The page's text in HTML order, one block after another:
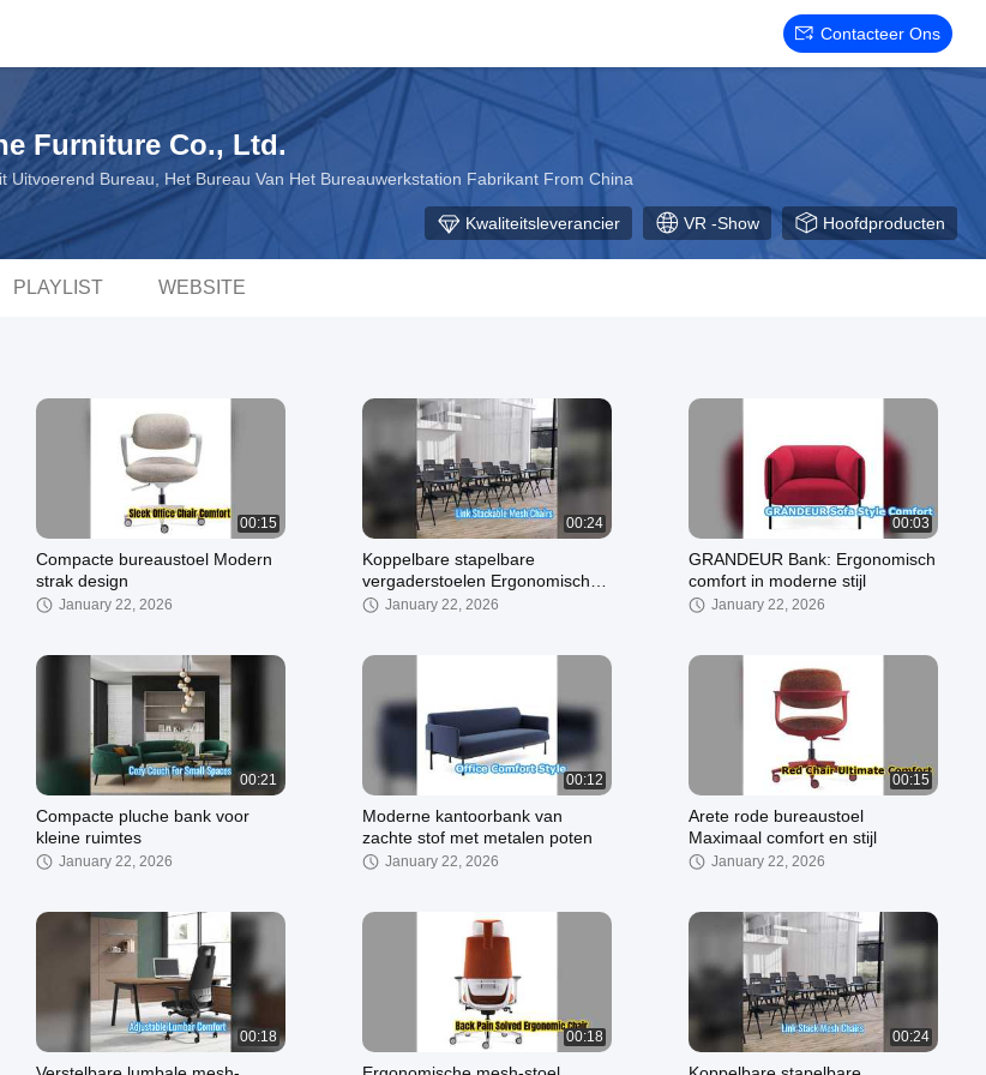
Contacteer Ons
Furniture Co., Ltd.
Uitvoerend Bureau, Het Bureau Van Het Bureauwerkstation Fabrikant From China
Kwaliteitsleverancier VR -show Hoofdproducten
PLAYLIST WEBSITE
00:15
Compacte bureaustoel Modern
strak design
January 22, 2026
00:24
Koppelbare stapelbare
vergaderstoelen Ergonomisch
gaasJanuary 22, 2026
00:03
GRANDEUR Bank: Ergonomisch
comfort in moderne stijl
January 22, 2026
00:21
Compacte pluche bank voor
kleine ruimtes
January 22, 2026
00:12
Moderne kantoorbank van
zachte stof met metalen poten
January 22, 2026
00:15
Arete rode bureaustoel
Maximaal comfort en stijl
January 22, 2026
00:18 00:18 00:24